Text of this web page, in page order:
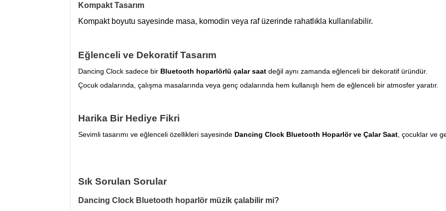
Kompakt Tasarım
Kompakt boyutu sayesinde masa, komodin veya raf üzerinde rahatlıkla kullanılabilir.
Eğlenceli ve Dekoratif Tasarım
Dancing Clock sadece bir Bluetooth hoparlörlü çalar saatdeğil aynı zamanda eğlenceli bir dekoratif üründür.
Çocuk odalarında, çalışma masalarında veya genç odalarında hem kullanışlı hem de eğlenceli bir atmosfer yaratır.
Harika Bir Hediye Fikri
Sevimli tasarımı ve eğlenceli özellikleri sayesinde Dancing Clock Bluetooth Hoparlör ve Çalar Saat, çocuklar ve
Sık Sorulan Sorular
Dancing Clock Bluetooth hoparlör müzik çalabilir mi?